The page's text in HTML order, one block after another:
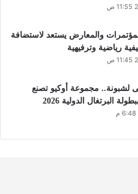
والمعارض يستعد لاستضافة
رياضية وترفيهية
مجموعة أوكيو تصنع
البرتغال الدولية 2026